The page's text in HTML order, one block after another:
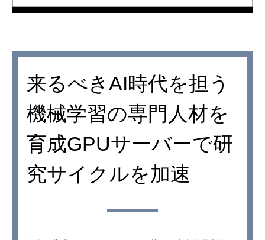
来るべき AI時代を担う
機械学習の専門人材を
育成GPUサーバーで研
究サイクルを加速